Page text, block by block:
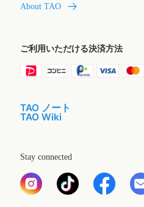
About TAO
ご利用いただける決済方法
TAO ノート
TAO Wiki
Stay connected